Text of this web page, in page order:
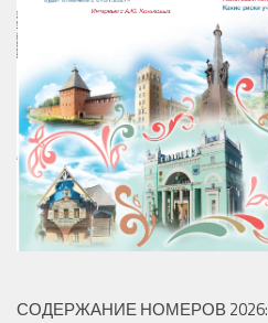
СОДЕРЖАНИЕ НОМЕРОВ 2026: